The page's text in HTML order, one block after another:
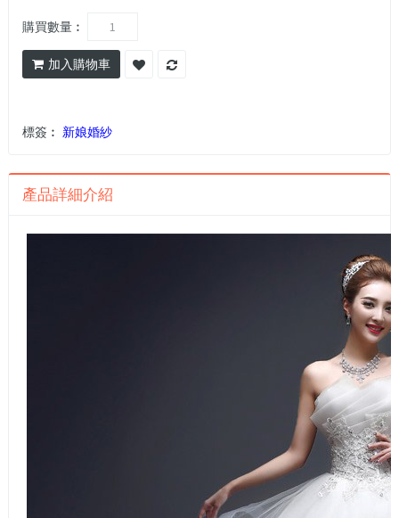
購買數量︰
加入購物車
標簽︰ 新娘婚紗
產品詳細介紹